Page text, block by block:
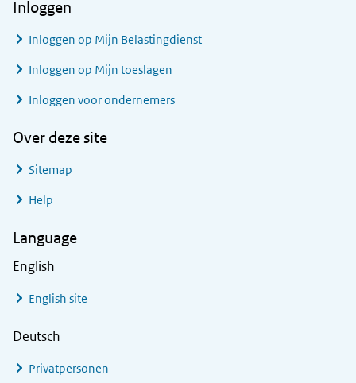
Inloggen
Inloggen op Mijn Belastingdienst
Inloggen op Mijn toeslagen
Inloggen voor ondernemers
Over deze site
Sitemap
Help
Language
English
English site
Deutsch
Privatpersonen